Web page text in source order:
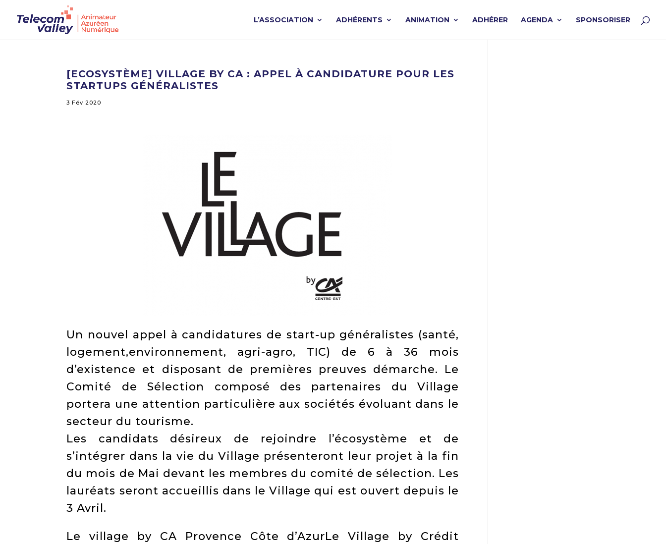
L’ASSOCIATION ADHÉRENTS ANIMATION ADHÉRER AGENDA SPONSORISER
[ECOSYSTÈME] VILLAGE BY CA : APPEL À CANDIDATURE POUR LES
STARTUPS GÉNÉRALISTES
3 Fév 2020
Un nouvel appel à candidatures de start-up généralistes (santé,
logement,environnement, agri-agro, TIC) de 6 à 36 mois
d’existence et disposant de premières preuves démarche. Le
Comité de Sélection composé des partenaires du Village
portera une attention particulière aux sociétés évoluant dans le
secteur du tourisme.
Les candidats désireux de rejoindre l’écosystème et de
s’intégrer dans la vie du Village présenteront leur projet à la fin
du mois de Mai devant les membres du comité de sélection. Les
lauréats seront accueillis dans le Village qui est ouvert depuis le
3 Avril.
Le village by CA Provence Côte d’AzurLe Village by Crédit